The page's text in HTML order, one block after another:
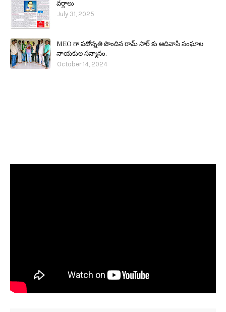
వర్షాలు
July 31, 2025
MEO గా పదోన్నతి పొందిన రామ్ సార్ కు ఆదివాసి సంఘాల
నాయకుల సన్మానం.
October 14, 2024